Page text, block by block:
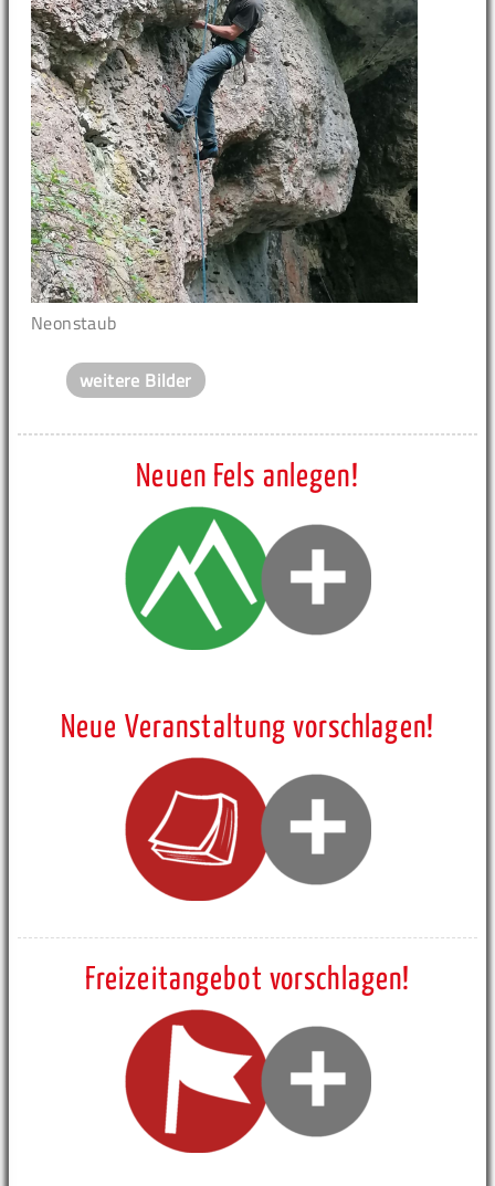
Neonstaub
weitere Bilder
Neuen Fels anlegen!
Neue Veranstaltung vorschlagen!
Freizeitangebot vorschlagen!